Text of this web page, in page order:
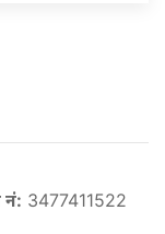
नं: 3477411522